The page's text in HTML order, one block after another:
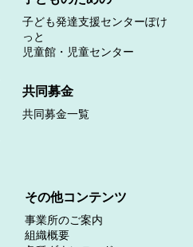
子ども発達支援センターぽけ
っと
児童館・児童センター
共同募金
共同募金一覧
その他コンテンツ
事業所のご案内
組織概要